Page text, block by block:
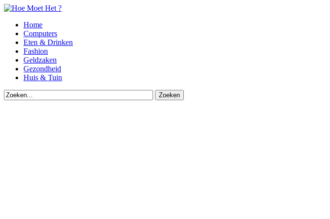
Home
Computers
Eten & Drinken
Fashion
Geldzaken
Gezondheid
Huis & Tuin